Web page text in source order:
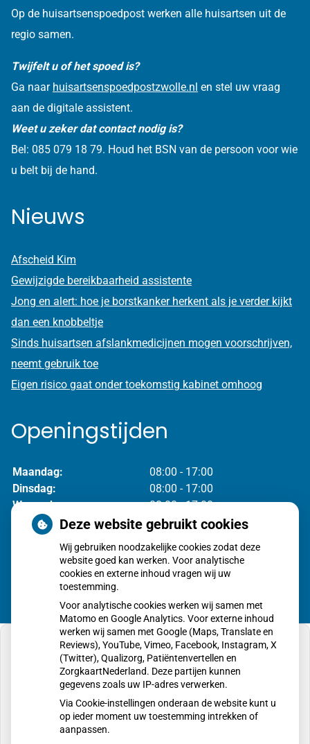
Op de huisartsenspoedpost werken alle huisartsen uit de
regio samen.
Twijfelt u of het spoed is?
Ga naar huisartsenspoedpostzwolle.nl en stel uw vraag
aan de digitale assistent.
Weet u zeker dat contact nodig is?
Bel: 085 079 18 79. Houd het BSN van de persoon voor wie
u belt bij de hand.
Nieuws
Afscheid Kim
Gewijzigde bereikbaarheid assistente
Jong en alert: hoe je borstkanker herkent als je verder kijkt
dan een knobbeltje
Sinds huisartsen afslankmedicijnen mogen voorschrijven,
neemt gebruik toe
Eigen risico gaat onder toekomstig kabinet omhoog
Openingstijden
Maandag:
08:00 - 17:00
Dinsdag:
08:00 - 17:00
Woensdag:
08:00 - 17:00
Donderdag:
08:00 - 17:00
Vrijdag:
U heeft geen toestemming gegeven voor
externe inhouddie nodig is om dit te zien.
Cookie-instellingen wijzigen
Deze website gebruikt cookies
Wij gebruiken noodzakelijke cookies zodat deze
website goed kan werken. Voor analytische
cookies en externe inhoud vragen wij uw
toestemming.
Voor analytische cookies werken wij samen met
Matomo en Google Analytics. Voor externe inhoud
werken wij samen met Google (Maps, Translate en
Reviews), YouTube, Vimeo, Facebook, Instagram, X
(Twitter), Qualizorg, Patiëntenvertellen en
ZorgkaartNederland. Deze partijen kunnen
gegevens zoals uw IP-adres verwerken.
Via Cookie-instellingen onderaan de website kunt u
op ieder moment uw toestemming intrekken of
aanpassen.